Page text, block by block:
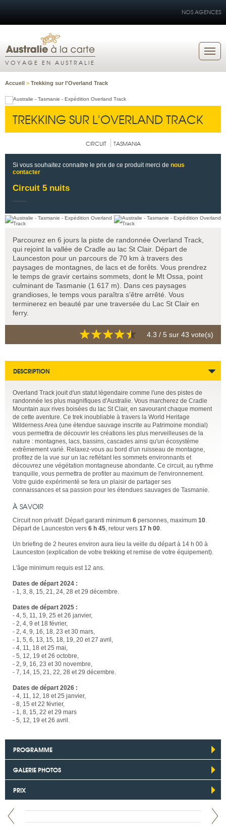
NOS AGENCES
VOYAGE EN AUSTRALIE
Accueil > Trekking sur l'Overland Track
TREKKING SUR L'OVERLAND TRACK
CIRCUIT TASMANIA
Si vous souhaitez connaitre le prix de ce produit merci de nous
contacter
Circuit 5 nuits
Parcourez en 6 jours la piste de randonnée Overland Track,
qui rejoint la vallée de Cradle au lac St Clair. Départ de
Launceston pour un parcours de 70 km à travers des
paysages de montagnes, de lacs et de forêts. Vous prendrez
le temps de gravir certains sommets, dont le Mt Ossa, point
culminant de Tasmanie (1 617 m). Dans ces paysages
grandioses, le temps vous paraîtra s'être arrêté. Vous
terminerez en beauté par une traversée du Lac St Clair en
ferry.
4.3 / 5 sur 43 vote(s)
DESCRIPTION
Overland Track jouit d'un statut légendaire comme l'une des pistes de
randonnée les plus magnifiques d'Australie. Vous marcherez de Cradle
Mountain aux rives boisées du lac St Clair, en savourant chaque moment
de cette aventure. Ce trek inoubliable à travers la World Heritage
Wilderness Area (une étendue sauvage inscrite au Patrimoine mondial)
vous permettra de découvrir les créations les plus merveilleuses de la
nature : montagnes, lacs, bassins, cascades ainsi qu'un écosystème
extrêmement varié. Relaxez-vous au bord d'un ruisseau de montagne,
profitez de la vue sur un lac reflétant les sommets environnants et
découvrez une végétation montagneuse abondante. Ce circuit, au rythme
tranquille, vous permettra de profiter au maximum de l'environnement.
Votre guide expérimenté se fera un plaisir de partager ses
connaissances et sa passion pour les étendues sauvages de Tasmanie.
À SAVOIR
Circuit non privatif. Départ garanti minimum 6 personnes, maximum 10.
Départ de Launceston vers 6 h 45, retour vers 17 h 00.
Un briefing de 2 heures environ aura lieu la veille du départ à 14 h 00 à
Launceston (explication de votre trekking et remise de votre équipement).
L'âge minimum requis est 12 ans.
Dates de départ 2024 :
- 1, 3, 8, 15, 21, 24, 28 et 29 décembre.
Dates de départ 2025 :
- 4, 5, 11, 19, 25 et 26 janvier,
- 2, 4, 9 et 18 février,
- 2, 4, 9, 16, 18, 23 et 30 mars,
- 1, 5, 6, 13, 15, 18, 19, 20 et 27 avril,
- 4, 11, 18 et 25 mai,
- 5, 12, 19 et 26 octobre,
- 2, 9, 16, 23 et 30 novembre,
- 7, 14, 15, 21, 22, 28 et 29 décembre.
Dates de départ 2026 :
- 4, 11, 12, 18 et 25 janvier,
- 8, 15 et 22 février,
- 1, 8, 15, 22 et 29 mars
- 5, 12, 19 et 26 avril.
PROGRAMME
GALERIE PHOTOS
PRIX